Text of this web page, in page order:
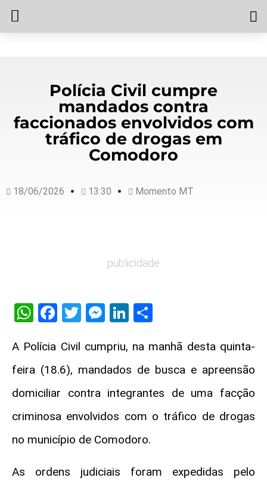
Polícia Civil cumpre
mandados contra
faccionados envolvidos com
tráfico de drogas em
Comodoro
18/06/2026 13:30 Momento MT
publicidade
WhatsApp
Facebook
TwitterMessenger
LinkedIn
A Polícia Civil cumpriu, na manhã desta quinta-
feira (18.6), mandados de busca e apreensão
domiciliar contra integrantes de uma facção
criminosa envolvidos com o tráfico de drogas
no município de Comodoro.
As ordens judiciais foram expedidas pelo